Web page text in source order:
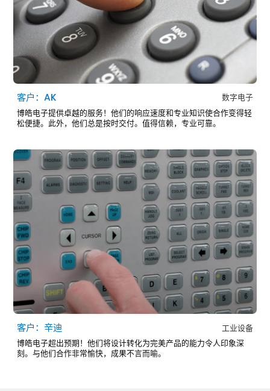
客户：AK
数字电子
博皓电子提供卓越的服务！他们的响应速度和专业知识使合作变得轻
松便捷。此外，他们总是按时交付。值得信赖，专业可靠。
客户：辛迪
工业设备
博皓电子超出预期！他们将设计转化为完美产品的能力令人印象深
刻。与他们合作非常愉快，成果不言而喻。